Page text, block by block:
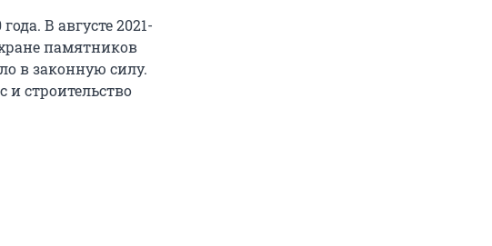
В августе 2021-
памятников
в законную силу.
строительство